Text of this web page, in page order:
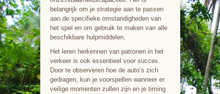
belangrijk om je strategie aan te passen
aan de specifieke omstandigheden van
het spel en om gebruik te maken van alle
beschikbare hulpmiddelen.
Het leren herkennen van patronen in het
verkeer is ook essentieel voor succes.
Door te observeren hoe de auto’s zich
gedragen, kun je voorspellen wanneer er
veilige momenten zullen zijn en je timing